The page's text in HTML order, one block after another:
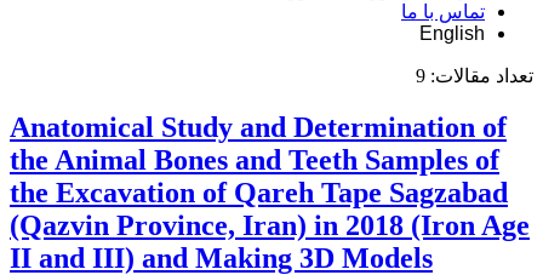
تماس با ما
English
تعداد مقالات: 9
Anatomical Study and Determination of
the Animal Bones and Teeth Samples of
the Excavation of Qareh Tape Sagzabad
(Qazvin Province, Iran) in 2018 (Iron Age
II and III) and Making 3D Models